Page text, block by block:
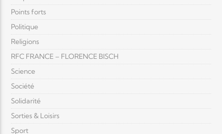
Points forts
Politique
Religions
RFC FRANCE – FLORENCE BISCH
Science
Société
Solidarité
Sorties & Loisirs
Sport